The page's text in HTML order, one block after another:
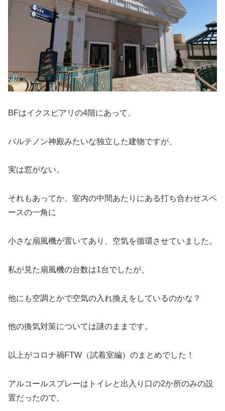
BFはイクスピアリの4階にあって、
パルテノン神殿みたいな独立した建物ですが、
実は窓がない。
それもあってか、室内の中間あたりにある打ち合わせスペ
ースの一角に
小さな扇風機が置いてあり、空気を循環させていました。
私が見た扇風機の台数は1台でしたが、
他にも空調とかで空気の入れ換えをしているのかな？
他の換気対策については謎のままです。
以上がコロナ禍FTW（試着室編）のまとめでした！
アルコールスプレーはトイレと出入り口の2か所のみの設
置だったので、